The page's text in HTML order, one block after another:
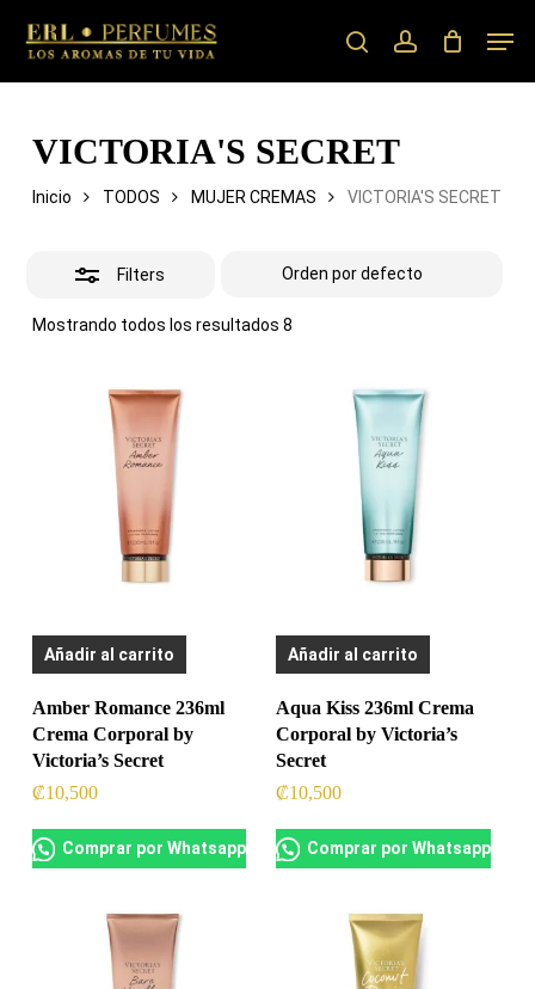
main
searchaccount
VICTORIA'S SECRET
Inicio TODOS MUJER CREMAS VICTORIA'S SECRET
Filters
Mostrando todos los resultados 8
Close
Filters
Añadir al carrito
Amber Romance 236ml
Crema Corporal by
Victoria’s Secret
₡10,500
Comprar por Whatsapp
Añadir al carrito
Aqua Kiss 236ml Crema
Corporal by Victoria’s
Secret
₡10,500
Comprar por Whatsapp